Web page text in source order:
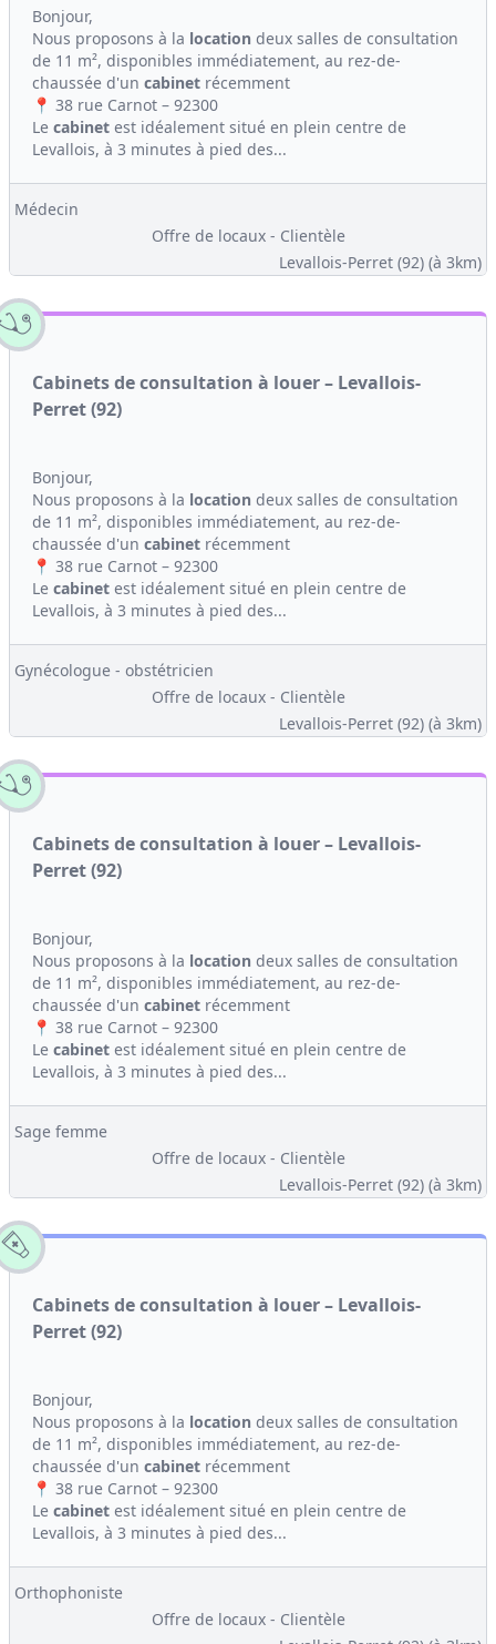
Bonjour,
Nous proposons à la location deux salles de consultation
de 11 m², disponibles immédiatement, au rez-de-
chaussée d'un cabinet récemment
📍 38 rue Carnot – 92300
Le cabinet est idéalement situé en plein centre de
Levallois, à 3 minutes à pied des...
Médecin
Offre de locaux - Clientèle
Levallois-Perret (92) (à 3km)
Cabinets de consultation à louer – Levallois-
Perret (92)
Bonjour,
Nous proposons à la location deux salles de consultation
de 11 m², disponibles immédiatement, au rez-de-
chaussée d'un cabinet récemment
📍 38 rue Carnot – 92300
Le cabinet est idéalement situé en plein centre de
Levallois, à 3 minutes à pied des...
Gynécologue - obstétricien
Offre de locaux - Clientèle
Levallois-Perret (92) (à 3km)
Cabinets de consultation à louer – Levallois-
Perret (92)
Bonjour,
Nous proposons à la location deux salles de consultation
de 11 m², disponibles immédiatement, au rez-de-
chaussée d'un cabinet récemment
📍 38 rue Carnot – 92300
Le cabinet est idéalement situé en plein centre de
Levallois, à 3 minutes à pied des...
Sage femme
Offre de locaux - Clientèle
Levallois-Perret (92) (à 3km)
Cabinets de consultation à louer – Levallois-
Perret (92)
Bonjour,
Nous proposons à la location deux salles de consultation
de 11 m², disponibles immédiatement, au rez-de-
chaussée d'un cabinet récemment
📍 38 rue Carnot – 92300
Le cabinet est idéalement situé en plein centre de
Levallois, à 3 minutes à pied des...
Orthophoniste
Offre de locaux - Clientèle